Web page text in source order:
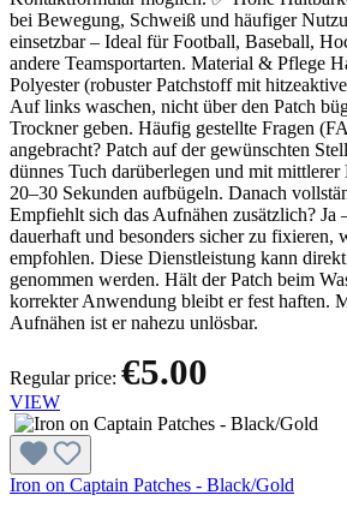
bei Bewegung, Schweiß und häufiger
einsetzbar – Ideal für Football, Baseball,
andere Teamsportarten. Material & Pflege
Polyester (robuster Patchstoff mit
Auf links waschen, nicht über den Patch
Trockner geben. Häufig gestellte Fragen
angebracht? Patch auf der gewünschten
dünnes Tuch darüberlegen und mit
20–30 Sekunden aufbügeln. Danach
Empfiehlt sich das Aufnähen zusätzlich? Ja
dauerhaft und besonders sicher zu fixieren,
empfohlen. Diese Dienstleistung kann
genommen werden. Hält der Patch beim
korrekter Anwendung bleibt er fest haften.
Aufnähen ist er nahezu unlösbar.
Regular price: €5.00
VIEW
Iron on Captain Patches - Black/Gold